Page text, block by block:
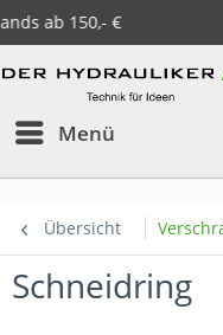
14
Menü
Übersicht
Schneidring